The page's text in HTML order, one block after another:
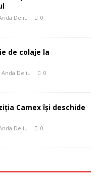
Deliu 0
de colaje la
Anda Deliu 0
Camex îşi deschide
Deliu 0